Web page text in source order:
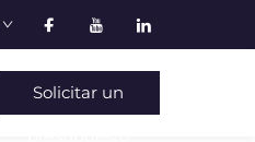
Solicitar un